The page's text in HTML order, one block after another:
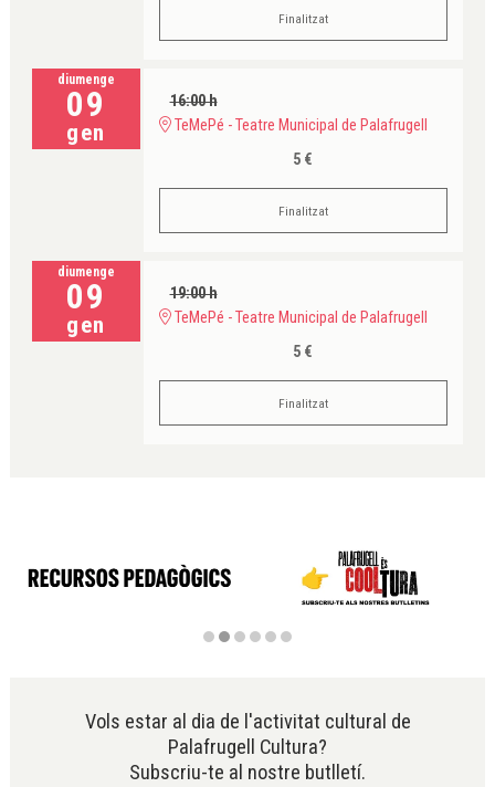
Finalitzat
diumenge
09
gen
16:00 h
TeMePé - Teatre Municipal de Palafrugell
5 €
Finalitzat
diumenge
09
gen
19:00 h
TeMePé - Teatre Municipal de Palafrugell
5 €
Finalitzat
Vols estar al dia de l'activitat cultural de
Palafrugell Cultura?
Subscriu-te al nostre butlletí.